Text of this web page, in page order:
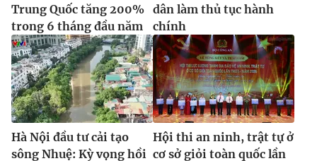
Trung Quốc tăng 200%
trong 6 tháng đầu năm
dân làm thủ tục hành
chính
Hà Nội đầu tư cải tạo
sông Nhuệ: Kỳ vọng hồi
Hội thi an ninh, trật tự ở
cơ sở giỏi toàn quốc lần